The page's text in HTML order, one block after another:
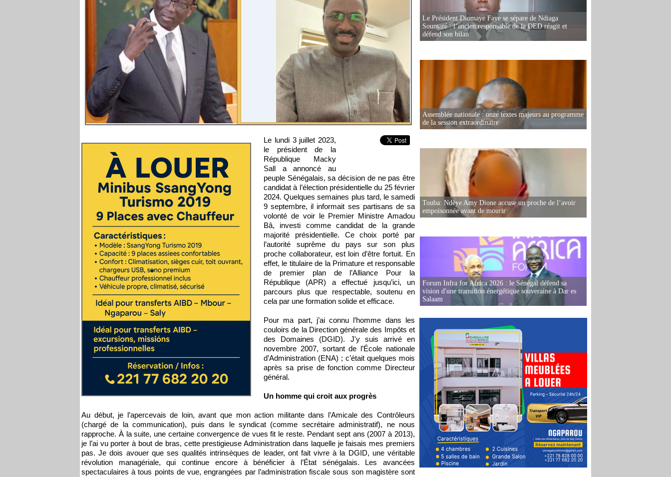
Le lundi 3 juillet 2023,
le président de la
République Macky
Sall a annoncé au
peuple Sénégalais, sa décision de ne pas être
candidat à l’élection présidentielle du 25 février
2024. Quelques semaines plus tard, le samedi
9 septembre, il informait ses partisans de sa
volonté de voir le Premier Ministre Amadou
Bâ, investi comme candidat de la grande
majorité présidentielle. Ce choix porté par
l’autorité suprême du pays sur son plus
proche collaborateur, est loin d’être fortuit. En
effet, le titulaire de la Primature et responsable
de premier plan de l’Alliance Pour la
République (APR) a effectué jusqu’ici, un
parcours plus que respectable, soutenu en
cela par une formation solide et efficace.
Pour ma part, j’ai connu l’homme dans les
couloirs de la Direction générale des Impôts et
des Domaines (DGID). J'y suis arrivé en
novembre 2007, sortant de l’École nationale
d’Administration (ENA) ; c’était quelques mois
après sa prise de fonction comme Directeur
général.
Un homme qui croit aux progrès
Au début, je l’apercevais de loin, avant que mon action militante dans l’Amicale des Contrôleurs
(chargé de la communication), puis dans le syndicat (comme secrétaire administratif), ne nous
rapproche. À la suite, une certaine convergence de vues fit le reste. Pendant sept ans (2007 à 2013),
je l’ai vu porter à bout de bras, cette prestigieuse Administration dans laquelle je faisais mes premiers
pas. Je dois avouer que ses qualités intrinsèques de leader, ont fait vivre à la DGID, une véritable
révolution managériale, qui continue encore à bénéficier à l’État sénégalais. Les avancées
spectaculaires à tous points de vue, engrangées par l’administration fiscale sous son magistère sont
Le Président Diomaye Faye se sépare de Ndiaga
Soumaré : l’ancien responsable de la DED réagit et
défend son bilan
Assemblée nationale : onze textes majeurs au programme
de la session extraordinaire
Touba: Ndèye Amy Dione accuse un proche de l’avoir
empoisonnée avant de mourir
Forum Infra for Africa 2026 : le Sénégal défend sa
vision d'une transition énergétique souveraine à Dar es
Salaam